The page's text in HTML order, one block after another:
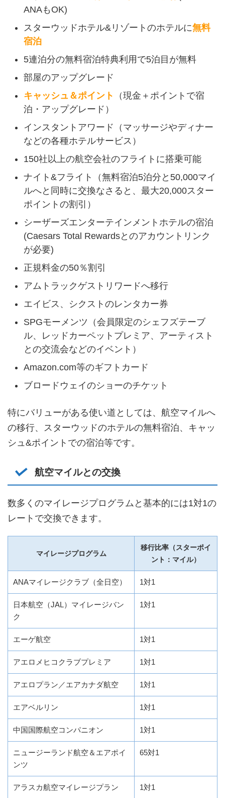
ANAもOK)
スターウッドホテル&リゾートのホテルに無料
宿泊
5連泊分の無料宿泊特典利用で5泊目が無料
部屋のアップグレード
キャッシュ＆ポイント
（現金＋ポイントで宿
泊・アップグレード）
インスタントアワード（マッサージやディナー
などの各種ホテルサービス）
150社以上の航空会社のフライトに搭乗可能
ナイト&フライト（無料宿泊5泊分と50,000マイ
ルへと同時に交換なさると、最大20,000スター
ポイントの割引）
シーザーズエンターテインメントホテルの宿泊
(Caesars Total Rewardsとのアカウントリンク
が必要)
正規料金の50％割引
アムトラックゲストリワードへ移行
エイビス、シクストのレンタカー券
SPGモーメンツ（会員限定のシェフズテーブ
ル、レッドカーペットプレミア、アーティスト
との交流会などのイベント）
Amazon.com等のギフトカード
ブロードウェイのショーのチケット
特にバリューがある使い道としては、航空マイルへ
の移行、スターウッドのホテルの無料宿泊、キャッ
シュ&ポイントでの宿泊等です。
航空マイルとの交換
数多くのマイレージプログラムと基本的には1対1の
レートで交換できます。
マイレージプログラム
移行比率（スターポイ
ント：マイル）
ANAマイレージクラブ（全日空） 1対1
日本航空（JAL）マイレージバン
ク
1対1
エーゲ航空 1対1
アエロメヒコクラブプレミア 1対1
アエロプラン／エアカナダ航空 1対1
エアベルリン 1対1
中国国際航空コンパニオン 1対1
ニュージーランド航空＆エアポイ
ンツ
65対1
アラスカ航空マイレージプラン 1対1